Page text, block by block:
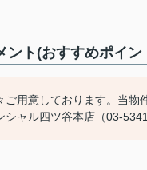
ト(おすすめポイン
ご用意しております。当
ャル四ツ谷本店（03-